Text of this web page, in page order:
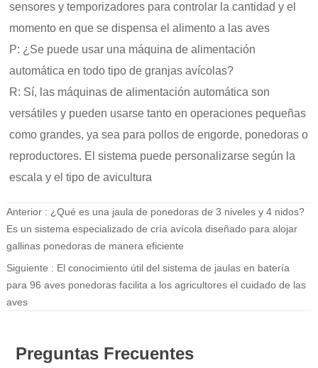
sensores y temporizadores para controlar la cantidad y el
momento en que se dispensa el alimento a las aves
P: ¿Se puede usar una máquina de alimentación
automática en todo tipo de granjas avícolas?
R: Sí, las máquinas de alimentación automática son
versátiles y pueden usarse tanto en operaciones pequeñas
como grandes, ya sea para pollos de engorde, ponedoras o
reproductores. El sistema puede personalizarse según la
escala y el tipo de avicultura
Anterior : ¿Qué es una jaula de ponedoras de 3 niveles y 4 nidos?
Es un sistema especializado de cría avícola diseñado para alojar
gallinas ponedoras de manera eficiente
Siguiente : El conocimiento útil del sistema de jaulas en batería
para 96 aves ponedoras facilita a los agricultores el cuidado de las
aves
Preguntas Frecuentes